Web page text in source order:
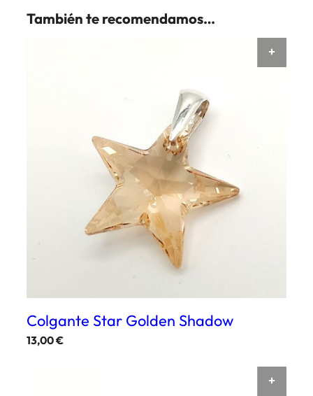
También te recomendamos…
Colgante Star Golden Shadow
13,00€